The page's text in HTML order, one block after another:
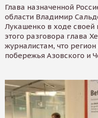
Глава назначенной
области Владимир
Лукашенко в ходе своей
этого разговора глава
журналистам, что
побережья Азовского и